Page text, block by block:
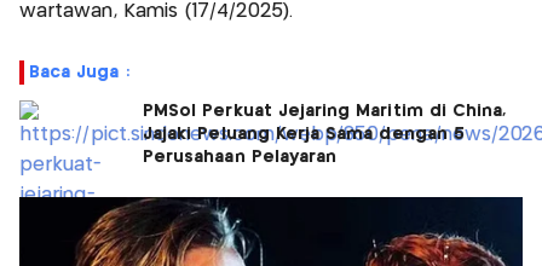
wartawan, Kamis (17/4/2025).
Baca Juga :
PMSol Perkuat Jejaring Maritim di China,
Jajaki Peluang Kerja Sama dengan 5
Perusahaan Pelayaran